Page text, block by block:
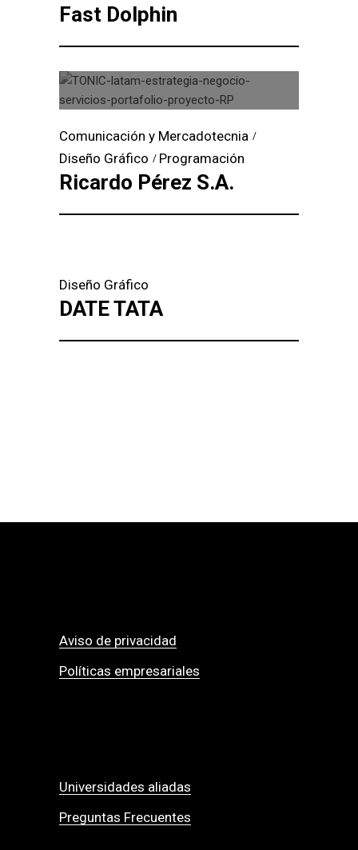
Fast Dolphin
Comunicación y Mercadotecnia
Diseño Gráfico
Programación
Ricardo Pérez S.A.
Diseño Gráfico
DATE TATA
Aviso de privacidad
Políticas empresariales
Universidades aliadas
Preguntas Frecuentes